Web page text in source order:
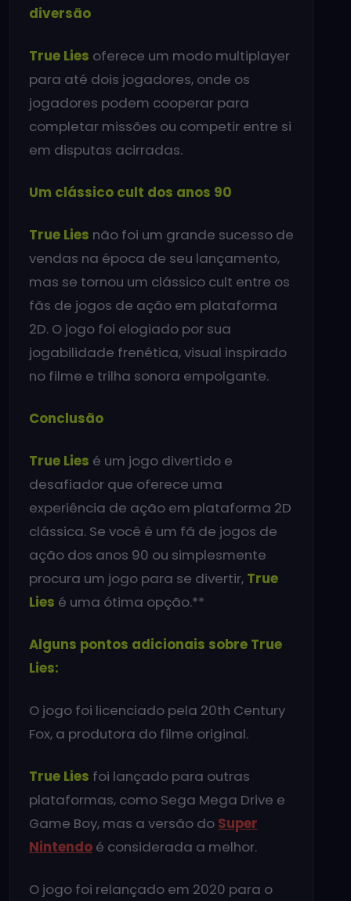
diversão
True Lies oferece um modo multiplayer
para até dois jogadores, onde os
jogadores podem cooperar para
completar missões ou competir entre si
em disputas acirradas.
Um clássico cult dos anos 90
True Lies não foi um grande sucesso de
vendas na época de seu lançamento,
mas se tornou um clássico cult entre os
fãs de jogos de ação em plataforma
2D. O jogo foi elogiado por sua
jogabilidade frenética, visual inspirado
no filme e trilha sonora empolgante.
Conclusão
True Lies é um jogo divertido e
desafiador que oferece uma
experiência de ação em plataforma 2D
clássica. Se você é um fã de jogos de
ação dos anos 90 ou simplesmente
procura um jogo para se divertir, True
Lies é uma ótima opção.**
Alguns pontos adicionais sobre True
Lies:
O jogo foi licenciado pela 20th Century
Fox, a produtora do filme original.
True Lies foi lançado para outras
plataformas, como Sega Mega Drive e
Game Boy, mas a versão do Super
Nintendo é considerada a melhor.
O jogo foi relançado em 2020 para o